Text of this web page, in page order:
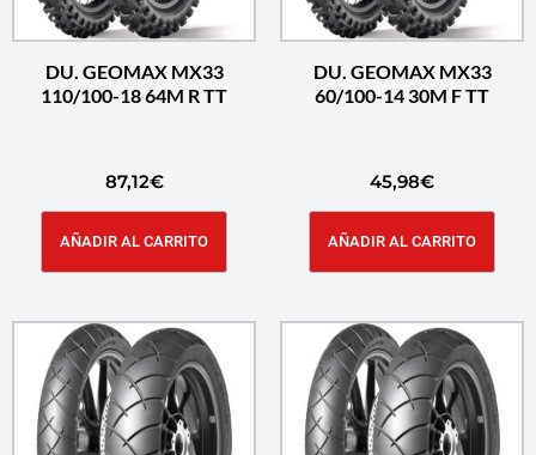
DU. GEOMAX MX33
110/100-18 64M R TT
87,12€
AÑADIR AL CARRITO
DU. GEOMAX MX33
60/100-14 30M F TT
45,98€
AÑADIR AL CARRITO